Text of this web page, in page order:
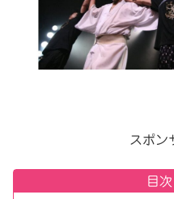
スポン
目次